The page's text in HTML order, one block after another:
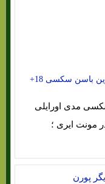
باسن سکسی 18+
مدی اورایلی
آمریکایی اسـت ودر 3 مه 1990 در مونت ایری ؛